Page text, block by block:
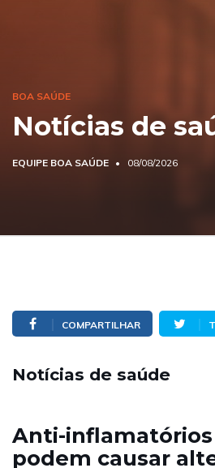
BOA SAÚDE
Notícias de
EQUIPE BOA SAÚDE 08/08/2026
COMPARTILHAR
Notícias de saúde
Anti-
podem causar